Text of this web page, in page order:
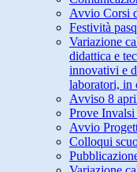
Avvio Corsi
Festività
Variazione
didattica e
innovativi e
laboratori, in
Avviso 8
Prove
Avvio
Colloqui